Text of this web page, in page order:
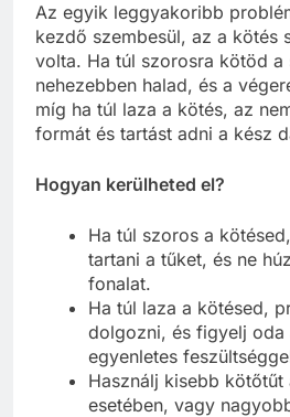
Az egyik leggyakoribb
kezdő szembesül, az a kötés
volta. Ha túl szorosra kötöd a
nehezebben halad, és a
míg ha túl laza a kötés, az
formát és tartást adni a kész
Hogyan kerülheted el?
Ha túl szoros a
tartani a tűket, és ne
fonalat.
Ha túl laza a kötésed,
dolgozni, és figyelj oda
egyenletes
Használj kisebb
esetében, vagy